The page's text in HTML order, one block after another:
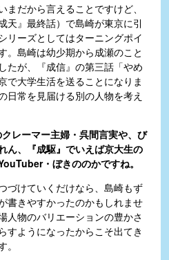
だから言えることですけど、
天』最終話）で島崎が東京に引
リーズとしてはターニングポイ
。島崎は幼少期から成瀬のこと
たが、『成信』の第三話「やめ
で大学生活を送ることになりま
日常を見届ける別の人物を考え
レーマー主婦・呉間言実や、び
ん、『成駆』でいえば京大生の
・ぼきののかですね。
づけていくだけなら、島崎もず
書きやすかったのかもしれませ
人物のバリエーションの豊かさ
すようになったからこそ出てき